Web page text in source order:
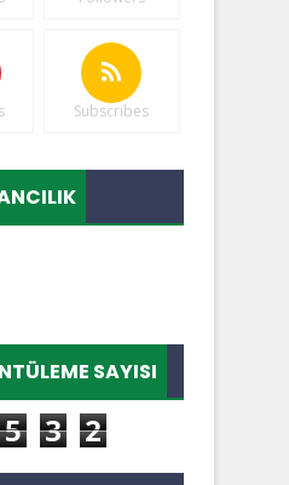
Subscribes
SAYISI
5 3 2